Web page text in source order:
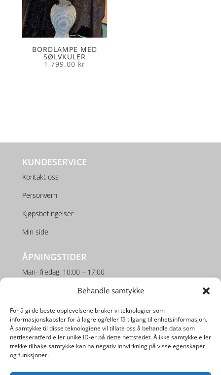
Behandle samtykke
For å gi de beste opplevelsene bruker vi teknologier som
informasjonskapsler for å lagre og/eller få tilgang til enhetsinformasjon.
Å samtykke til disse teknologiene vil tillate oss å behandle data som
nettleseratferd eller unike ID-er på dette nettstedet. Å ikke samtykke eller
trekke tilbake samtykke kan ha negativ innvirkning på visse egenskaper
og funksjoner.
BORDLAMPE MED
SØLVKULER
1,799.00 kr
KUNDESERVICE
Kontakt oss
Personvern
Kjøpsbetingelser
Min side
ÅPNINGSTIDER
Man- fredag: 10:00 – 17:00
Lørdag: 10:00 – 16:00
SOSIALE MEDIER